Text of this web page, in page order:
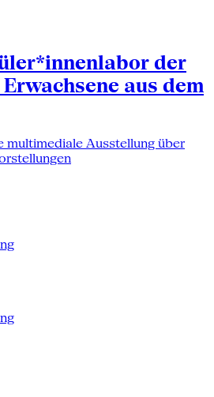
der
aus dem
multimediale Ausstellung über